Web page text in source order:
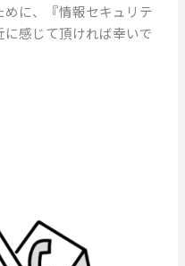
に、『情報セキュリテ
感じて頂ければ幸いで